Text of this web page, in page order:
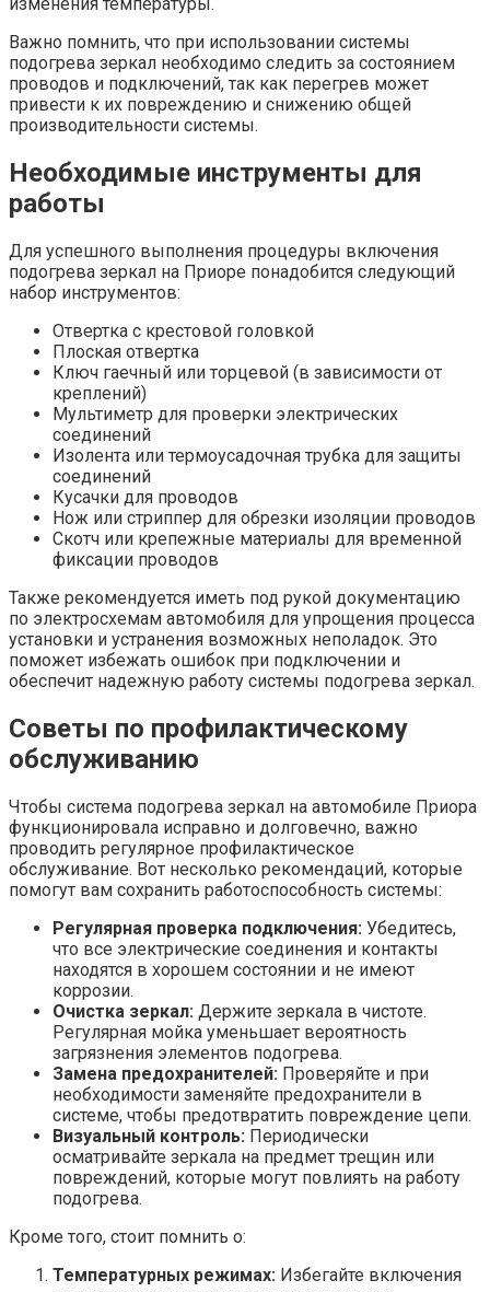
изменения температуры.
Важно помнить, что при использовании системы
подогрева зеркал необходимо следить за состоянием
проводов и подключений, так как перегрев может
привести к их повреждению и снижению общей
производительности системы.
Необходимые инструменты для
работы
Для успешного выполнения процедуры включения
подогрева зеркал на Приоре понадобится следующий
набор инструментов:
Отвертка с крестовой головкой
Плоская отвертка
Ключ гаечный или торцевой (в зависимости от
креплений)
Мультиметр для проверки электрических
соединений
Изолента или термоусадочная трубка для защиты
соединений
Кусачки для проводов
Нож или стриппер для обрезки изоляции проводов
Скотч или крепежные материалы для временной
фиксации проводов
Также рекомендуется иметь под рукой документацию
по электросхемам автомобиля для упрощения процесса
установки и устранения возможных неполадок. Это
поможет избежать ошибок при подключении и
обеспечит надежную работу системы подогрева зеркал.
Советы по профилактическому
обслуживанию
Чтобы система подогрева зеркал на автомобиле Приора
функционировала исправно и долговечно, важно
проводить регулярное профилактическое
обслуживание. Вот несколько рекомендаций, которые
помогут вам сохранить работоспособность системы:
Регулярная проверка подключения: Убедитесь,
что все электрические соединения и контакты
находятся в хорошем состоянии и не имеют
коррозии.
Очистка зеркал: Держите зеркала в чистоте.
Регулярная мойка уменьшает вероятность
загрязнения элементов подогрева.
Замена предохранителей: Проверяйте и при
необходимости заменяйте предохранители в
системе, чтобы предотвратить повреждение цепи.
Визуальный контроль: Периодически
осматривайте зеркала на предмет трещин или
повреждений, которые могут повлиять на работу
подогрева.
Кроме того, стоит помнить о:
Температурных режимах: Избегайте включения